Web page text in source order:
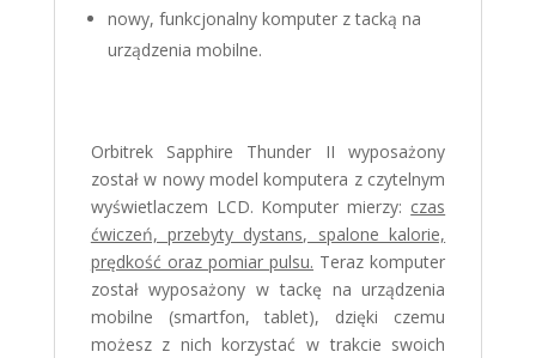
nowy, funkcjonalny komputer z tacką na
urządzenia mobilne.
Orbitrek Sapphire Thunder II wyposażony
został w nowy model komputera z czytelnym
wyświetlaczem LCD. Komputer mierzy: czas
ćwiczeń, przebyty dystans, spalone kalorie,
prędkość oraz pomiar pulsu. Teraz komputer
został wyposażony w tackę na urządzenia
mobilne (smartfon, tablet), dzięki czemu
możesz z nich korzystać w trakcie swoich